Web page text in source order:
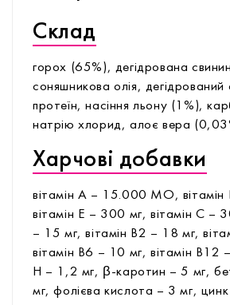
Склад
горох (65%), дегідрована
соняшникова олія, дегідрований
протеїн, насіння льону (1%),
натрію хлорид, алоє вера
Харчові добавки
вітамін А – 15.000 МО,
вітамін Е – 300 мг, вітамін С –
– 15 мг, вітамін В2 – 18 мг,
вітамін В6 – 10 мг, вітамін В12
Н – 1,2 мг, β-каротин – 5 мг,
мг, фолієва кислота – 3 мг,